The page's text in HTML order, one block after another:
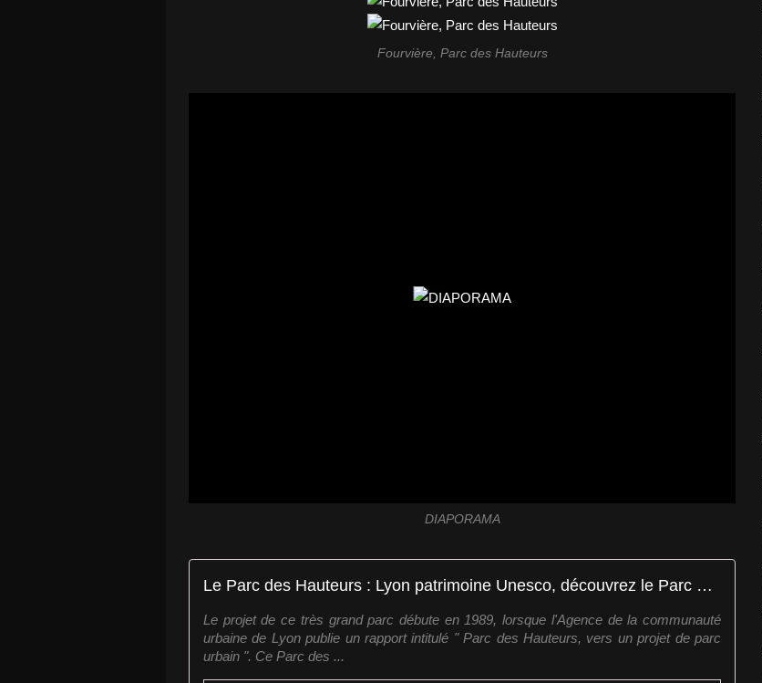
Fourvière, Parc des Hauteurs
DIAPORAMA
Le Parc des Hauteurs : Lyon patrimoine Unesco, découvrez le Parc des Hauteurs de Lyon
Le projet de ce très grand parc débute en 1989, lorsque l'Agence de la communauté
urbaine de Lyon publie un rapport intitulé " Parc des Hauteurs, vers un projet de parc
urbain ". Ce Parc des ...